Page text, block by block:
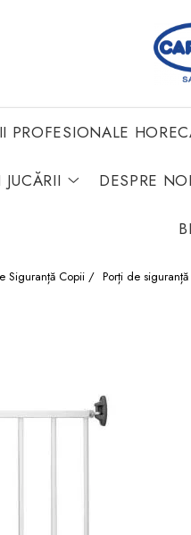
PROFESIONALE
JUCĂRII DESPRE NOI
Siguranță Copii / Porți de